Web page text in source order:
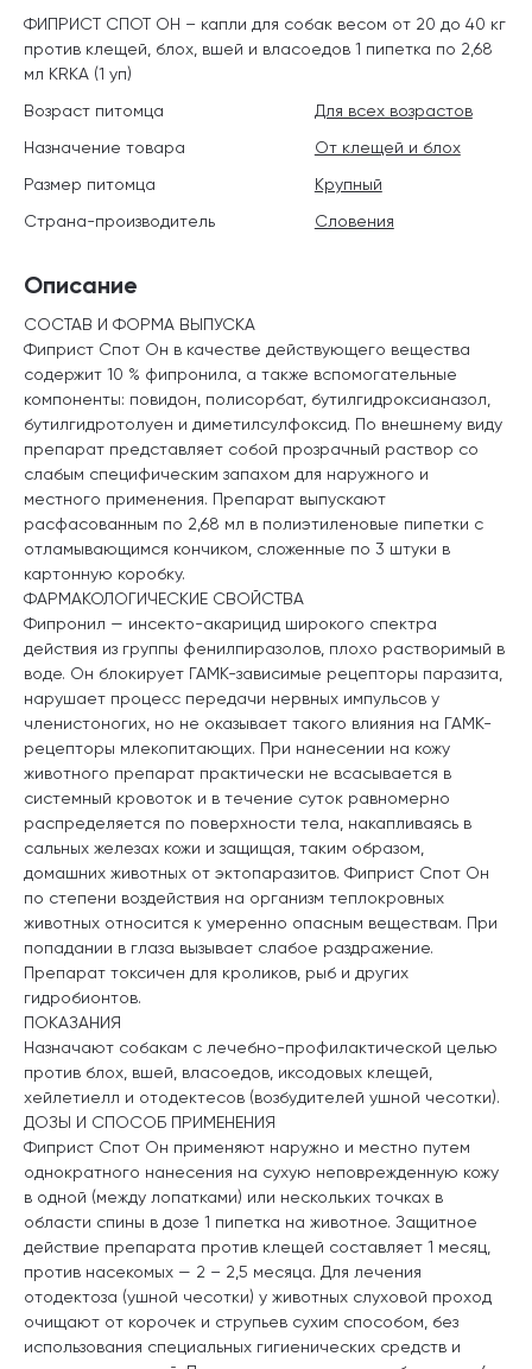
Описание
СОСТАВ И ФОРМА ВЫПУСКА
Фиприст Спот Он в качестве действующего вещества
содержит 10 % фипронила, а также вспомогательные
компоненты: повидон, полисорбат, бутилгидроксианазол,
бутилгидротолуен и диметилсулфоксид. По внешнему виду
препарат представляет собой прозрачный раствор со
слабым специфическим запахом для наружного и
местного применения. Препарат выпускают
расфасованным по 2,68 мл в полиэтиленовые пипетки с
отламывающимся кончиком, сложенные по 3 штуки в
картонную коробку.
ФАРМАКОЛОГИЧЕСКИЕ СВОЙСТВА
Фипронил — инсекто-акарицид широкого спектра
действия из группы фенилпиразолов, плохо растворимый в
воде. Он блокирует ГАМК-зависимые рецепторы паразита,
нарушает процесс передачи нервных импульсов у
членистоногих, но не оказывает такого влияния на ГАМК-
рецепторы млекопитающих. При нанесении на кожу
животного препарат практически не всасывается в
системный кровоток и в течение суток равномерно
распределяется по поверхности тела, накапливаясь в
сальных железах кожи и защищая, таким образом,
домашних животных от эктопаразитов. Фиприст Спот Он
по степени воздействия на организм теплокровных
животных относится к умеренно опасным веществам. При
попадании в глаза вызывает слабое раздражение.
Препарат токсичен для кроликов, рыб и других
гидробионтов.
ПОКАЗАНИЯ
Назначают собакам с лечебно-профилактической целью
против блох, вшей, власоедов, иксодовых клещей,
хейлетиелл и отодектесов (возбудителей ушной чесотки).
ДОЗЫ И СПОСОБ ПРИМЕНЕНИЯ
Фиприст Спот Он применяют наружно и местно путем
однократного нанесения на сухую неповрежденную кожу
в одной (между лопатками) или нескольких точках в
области спины в дозе 1 пипетка на животное. Защитное
действие препарата против клещей составляет 1 месяц,
против насекомых — 2 – 2,5 месяца. Для лечения
отодектоза (ушной чесотки) у животных слуховой проход
очищают от корочек и струпьев сухим способом, без
использования специальных гигиенических средств и
ФИПРИСТ СПОТ ОН – капли для собак весом от 20 до 40 кг
против клещей, блох, вшей и власоедов 1 пипетка по 2,68
мл KRKA (1 уп)
Возраст питомца
Для всех возрастов
Назначение товара
От клещей и блох
Размер питомца
Крупный
Страна-производитель
Словения